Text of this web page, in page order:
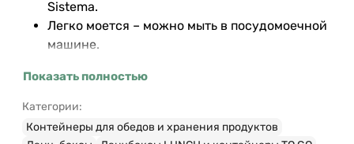
Sistema.
Легко моется – можно мыть в посудомоечной
машине.
фталаты.
Разработано и произведено в Новой
Зеландии.
Показать полностью
Категории:
Контейнеры для обедов и хранения продуктов